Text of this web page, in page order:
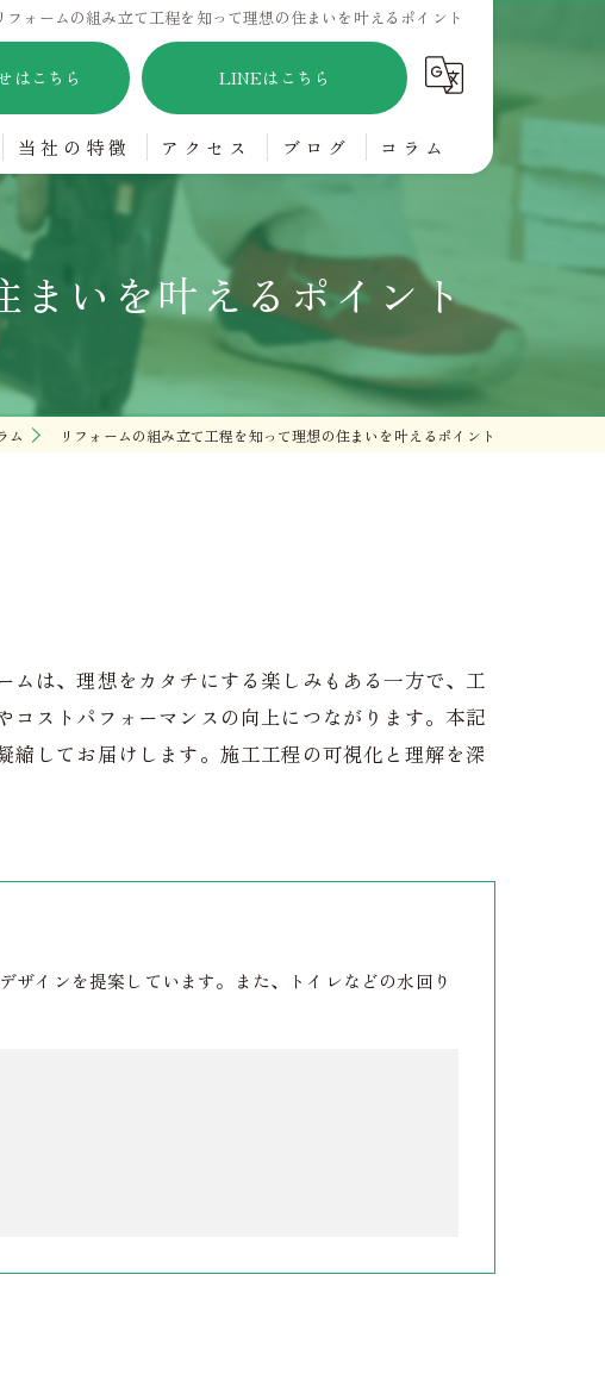
フォームの組み立て工程を知って理想の住まいを叶えるポイント
はこちら LINEはこちら
当社の特徴
バリアフリー
新築
水回り
賃貸
アクセス ブログ コラム
まいを叶えるポイント
ム リフォームの組み立て工程を知って理想の住まいを叶えるポイント
は、理想をカタチにする楽しみもある一方で、工
ストパフォーマンスの向上につながります。本記
してお届けします。施工工程の可視化と理解を深
インを提案しています。また、トイレなどの水回り